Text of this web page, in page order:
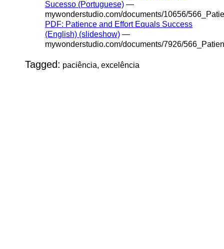
Sucesso (Portuguese) —
mywonderstudio.com/documents/10656/
PDF: Patience and Effort Equals Success
(English) (slideshow) —
mywonderstudio.com/documents/7926/
Tagged: paciência, excelência